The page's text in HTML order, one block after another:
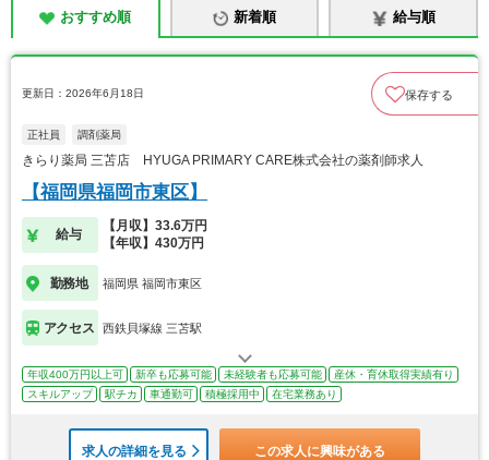
おすすめ順 新着順 給与順
更新日：2026年6月18日 保存する
正社員 調剤薬局
きらり薬局 三苫店 HYUGA PRIMARY CARE株式会社の薬剤師求人
【福岡県福岡市東区】
給与
【月収】33.6万円
【年収】430万円
勤務地 福岡県 福岡市東区
アクセス 西鉄貝塚線 三苫駅
年収400万円以上可 新卒も応募可能 未経験者も応募可能
産休・育休取得実績有り
スキルアップ
駅チカ 車通勤可 積極採用中 在宅業務あり
求人の詳細を見る この求人に興味がある